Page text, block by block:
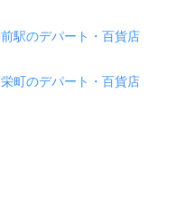
駅のデパート・百貨店
栄町のデパート・百貨店